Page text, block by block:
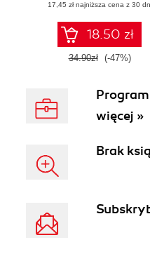
(17,45 zł najniższa cena z 30
18.50 zł
34.90zł (-47%)
więcej »
Brak